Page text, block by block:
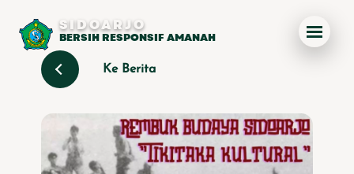
SIDOARJO
BERSIH RESPONSIF AMANAH
Ke Berita